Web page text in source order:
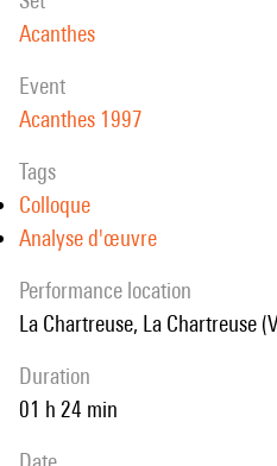
Acanthes
event
Acanthes 1997
Tags
Colloque
Analyse d'œuvre
performance location
La Chartreuse, La Chartreuse
duration
01 h 24 min